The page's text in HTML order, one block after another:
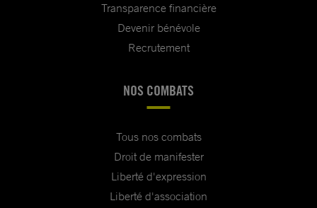
Transparence financière
Devenir bénévole
Recrutement
NOS COMBATS
Tous nos combats
Droit de manifester
Liberté d'expression
Liberté d'association